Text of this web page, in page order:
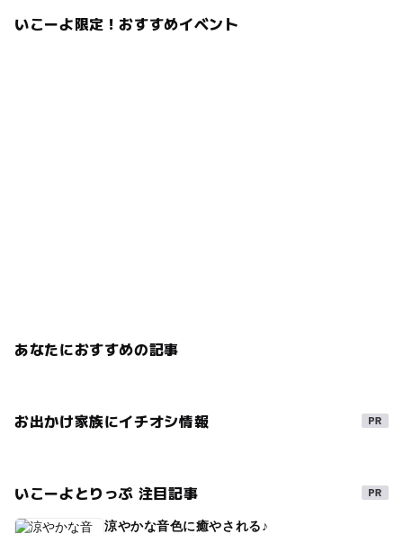
いこーよ限定！おすすめイベント
あなたにおすすめの記事
お出かけ家族にイチオシ情報
いこーよとりっぷ 注目記事
涼やかな音色に癒やされる♪